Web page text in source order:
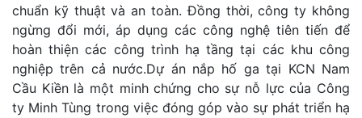
chuẩn kỹ thuật và an toàn. Đồng thời, công ty không
ngừng đổi mới, áp dụng các công nghệ tiên tiến để
hoàn thiện các công trình hạ tầng tại các khu công
nghiệp trên cả nước.Dự án nắp hố ga tại KCN Nam
Cầu Kiền là một minh chứng cho sự nỗ lực của Công
ty Minh Tùng trong việc đóng góp vào sự phát triển hạ